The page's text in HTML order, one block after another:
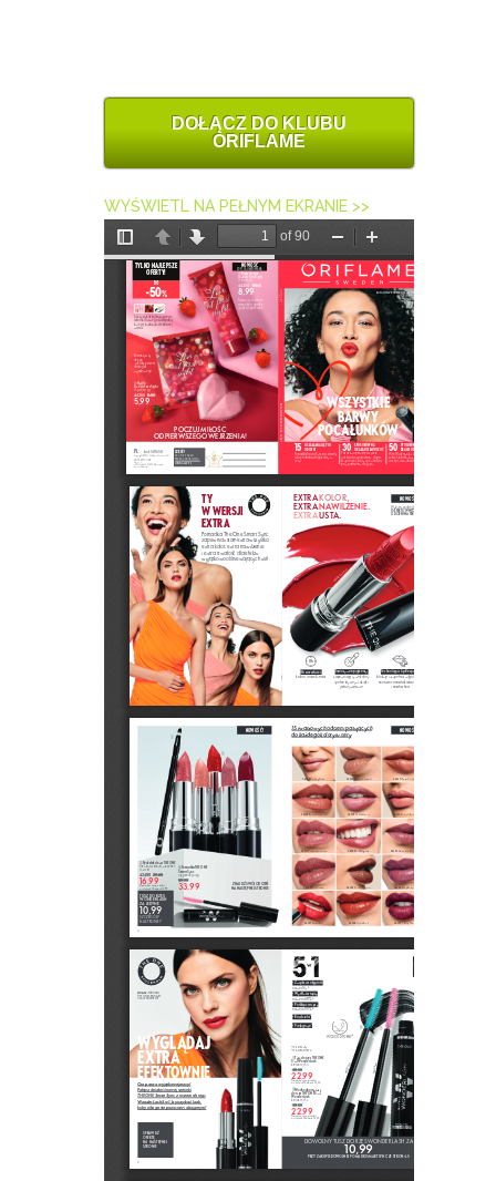
DOŁĄCZ DO KLUBU
ORIFLAME
WYŚWIETL NA PEŁNYM EKRANIE >>